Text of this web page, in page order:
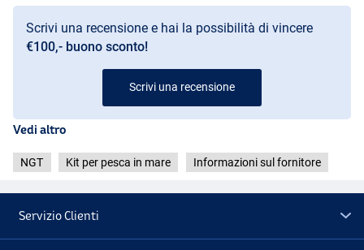
Scrivi una recensione e hai la possibilità di vincere
€100,- buono sconto!
Scrivi una recensione
Vedi altro
NGT Kit per pesca in mare Informazioni sul fornitore
Servizio Clienti